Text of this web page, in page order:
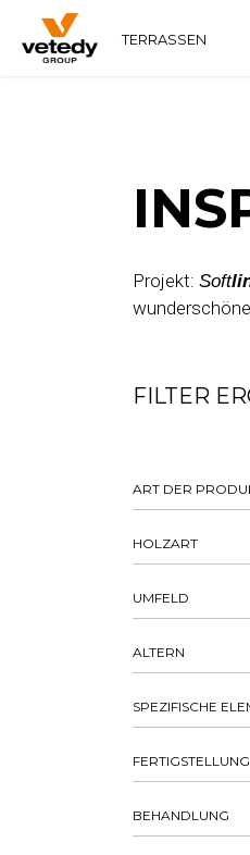
TERRASSEN
Projekt: Soft
FILTER
ART DER
HOLZART
UMFELD
ALTERN
SPEZIFISCHE
FERTIGSTELLUNG
BEHANDLUNG